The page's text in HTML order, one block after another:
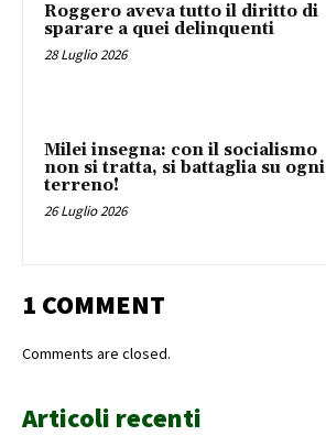
Roggero aveva tutto il diritto di
sparare a quei delinquenti
28 Luglio 2026
Milei insegna: con il socialismo
non si tratta, si battaglia su ogni
terreno!
26 Luglio 2026
1 COMMENT
Comments are closed.
Articoli recenti